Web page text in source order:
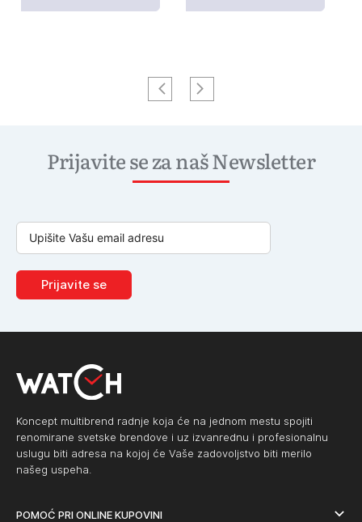
Prijavite se za naš Newsletter
Prijavite se
Koncept multibrend radnje koja će na jednom mestu spojiti
renomirane svetske brendove i uz izvanrednu i profesionalnu
uslugu biti adresa na kojoj će Vaše zadovoljstvo biti merilo
našeg uspeha.
POMOĆ PRI ONLINE KUPOVINI